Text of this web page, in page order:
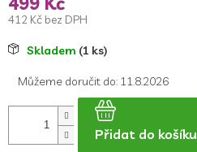
412 Kč bez DPH
MěrnáSkladem (1 ks)
Můžeme doručit do: 11.8.2026
Přidat do košíku